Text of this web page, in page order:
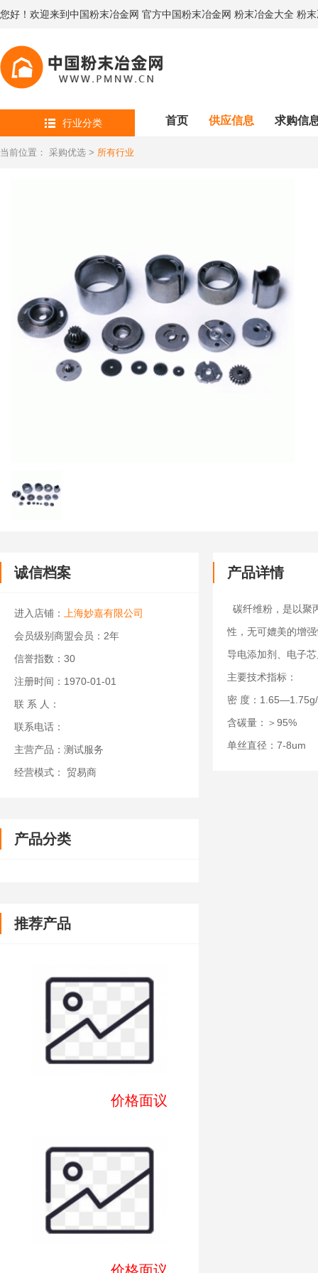
您好！欢迎来到中国粉末冶金网 官方中国粉末冶金网 粉末冶金大全 粉
行业分类 首页 供应信息 求购信
当前位置： 采购优选 > 所有行业
诚信档案
进入店铺：
上海妙嘉有限公司
会员级别商盟会员：2年
信誉指数：30
注册时间：1970-01-01
联 系 人：
联系电话：
主营产品：测试服务
经营模式： 贸易商
产品分类
推荐产品
价格面议
产品详情
碳纤维粉，是以聚
性，无可媲美的增
导电添加剂、电子
主要技术指标：
密 度：
含碳量：＞95%
单丝直径：7-8um